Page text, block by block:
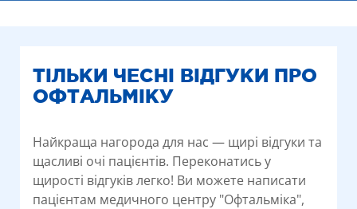
ТІЛЬКИ ЧЕСНІ ВІДГУКИ ПРО
ОФТАЛЬМІКУ
Найкраща нагорода для нас — щирі відгуки та
щасливі очі пацієнтів. Переконатись у
щирості відгуків легко! Ви можете написати
пацієнтам медичного центру "Офтальміка",